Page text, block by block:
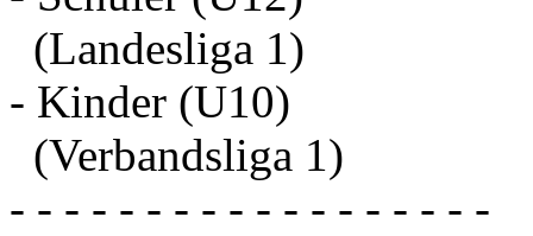
(Landesliga 1)
- Kinder (U10)
(Verbandsliga 1)
- - - - - - - - - - - - - - - - - -